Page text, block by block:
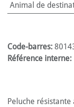
Animal de
Code-barres:
Référence interne:
Peluche